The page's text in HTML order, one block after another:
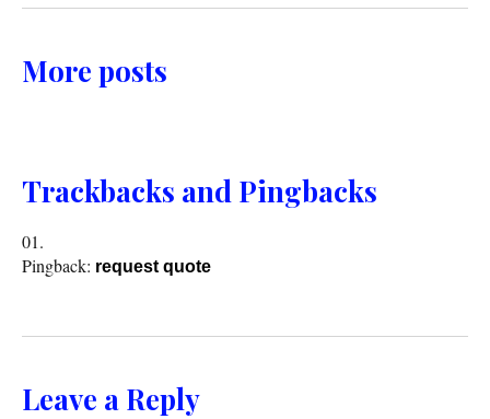
More posts
Trackbacks and Pingbacks
Pingback: request quote
Leave a Reply